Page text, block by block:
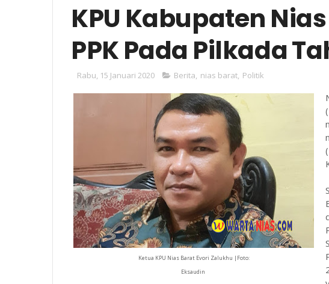
KPU Kabupaten
PPK Pada Pilkada
Rabu, 15 Januari 2020 Berita nias barat Politik
Ketua KPU Nias Barat Evori Zalukhu |Foto:
Eksaudin